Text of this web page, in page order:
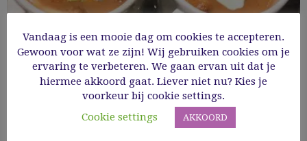
Cappuccino van kastanje
Cooking Time: 20
GV Hapjes en snacks
Vandaag is een mooie dag om cookies te accepteren.
Gewoon voor wat ze zijn! Wij gebruiken cookies om je
ervaring te verbeteren. We gaan ervan uit dat je
hiermee akkoord gaat. Liever niet nu? Kies je
voorkeur bij cookie settings.
Cookie settings
AKKOORD